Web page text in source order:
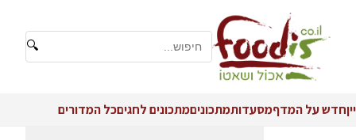
🔍
ייןחדש על המדףמסעדותמתכוניםמתכונים לחגיםכל המדורים